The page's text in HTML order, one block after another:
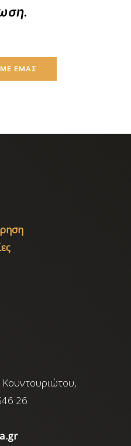
ΜΕ ΕΜΑΣ
26